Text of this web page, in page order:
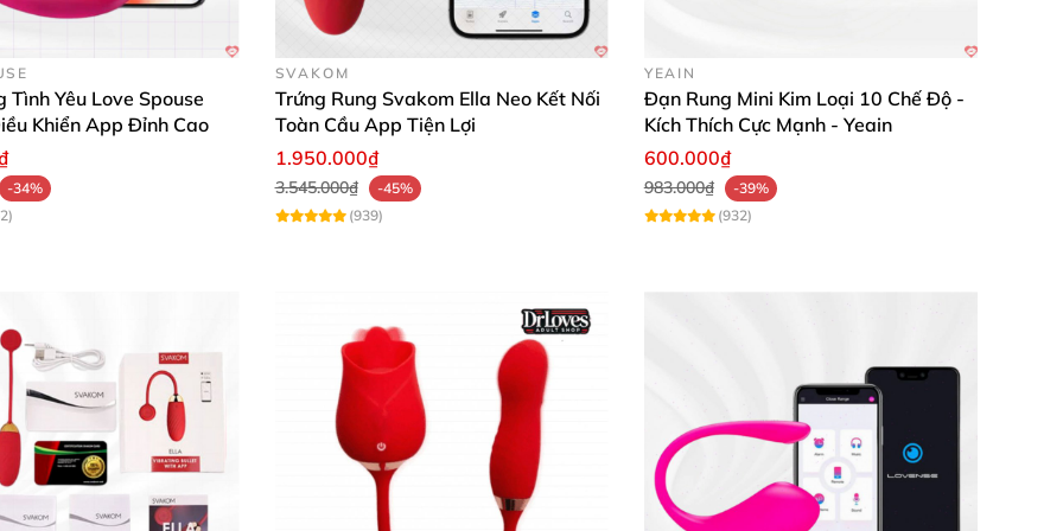
DC79:
hoặc các vị trí khác trên cơ thể.
trứng có rung.
Tình Yêu Love Spouse
Khiển App Đỉnh Cao
-34%
SVAKOM
Trứng Rung Svakom Ella Neo Kết Nối
Toàn Cầu App Tiện Lợi
1.950.000₫
3.545.000₫
-45%
(939)
YEAIN
Đạn Rung Mini Kim Loại 10 Chế Độ -
Kích Thích Cực Mạnh - Yeain
600.000₫
983.000₫
-39%
(932)